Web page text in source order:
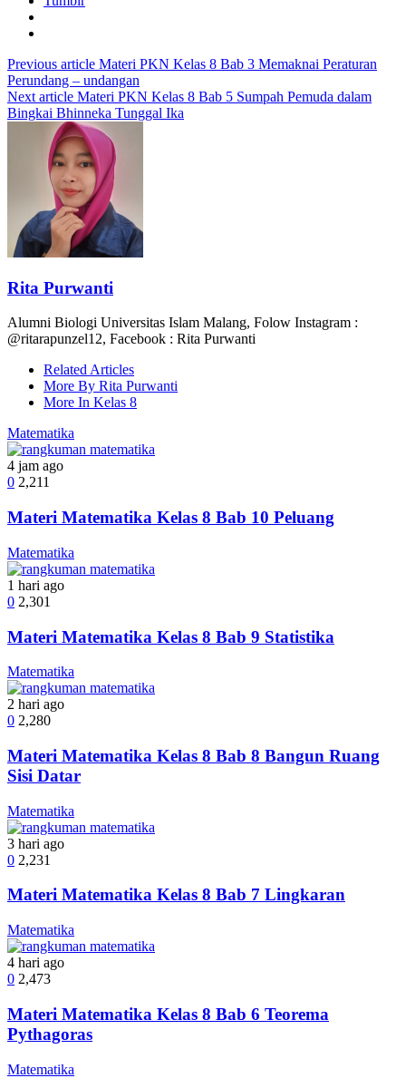
Previous article Materi PKN Kelas 8 Bab 3 Memaknai Peraturan
Perundang – undangan
Next article Materi PKN Kelas 8 Bab 5 Sumpah Pemuda dalam
Bingkai Bhinneka Tunggal Ika
Rita Purwanti
Alumni Biologi Universitas Islam Malang, Folow Instagram :
@ritarapunzel12, Facebook : Rita Purwanti
Related Articles
More By Rita Purwanti
More In Kelas 8
Matematika
4 jam ago
0 2,211
Materi Matematika Kelas 8 Bab 10 Peluang
Matematika
1 hari ago
0 2,301
Materi Matematika Kelas 8 Bab 9 Statistika
Matematika
2 hari ago
0 2,280
Materi Matematika Kelas 8 Bab 8 Bangun Ruang
Sisi Datar
Matematika
3 hari ago
0 2,231
Materi Matematika Kelas 8 Bab 7 Lingkaran
Matematika
4 hari ago
0 2,473
Materi Matematika Kelas 8 Bab 6 Teorema
Pythagoras
Matematika